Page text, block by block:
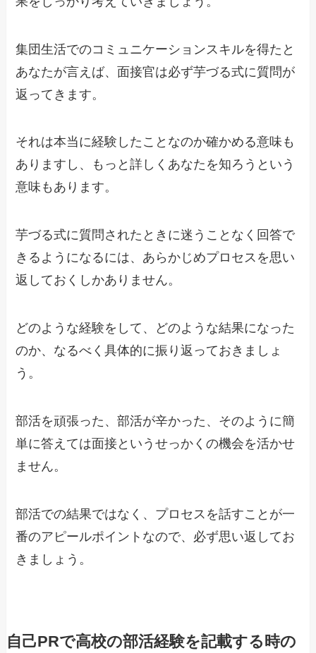
集団生活でのコミュニケーションスキルを得たと
あなたが言えば、面接官は必ず芋づる式に質問が
返ってきます。
それは本当に経験したことなのか確かめる意味も
ありますし、もっと詳しくあなたを知ろうという
意味もあります。
芋づる式に質問されたときに迷うことなく回答で
きるようになるには、あらかじめプロセスを思い
返しておくしかありません。
どのような経験をして、どのような結果になった
のか、なるべく具体的に振り返っておきましょ
う。
部活を頑張った、部活が辛かった、そのように簡
単に答えては面接というせっかくの機会を活かせ
ません。
部活での結果ではなく、プロセスを話すことが一
番のアピールポイントなので、必ず思い返してお
きましょう。
自己PRで高校の部活経験を記載する時の